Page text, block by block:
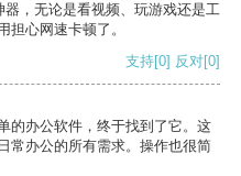
，无论是看视频、玩游戏还是工
担心网速卡顿了。
支持[0] 反对[0]
的办公软件，终于找到了它。这
常办公的所有需求。操作也很简